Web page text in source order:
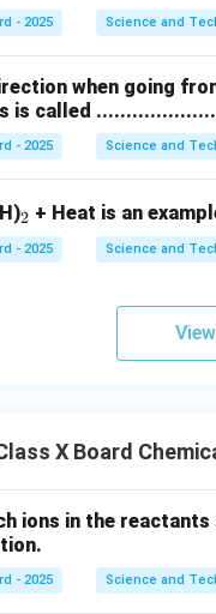
स्वरूप बदलते पण संघटन
in PDF
- 2025 Science and
when going
is called
- 2025 Science and
_
2
2 + Heat is an
- 2025 Science and
X Board
ions in the
- 2025 Science and